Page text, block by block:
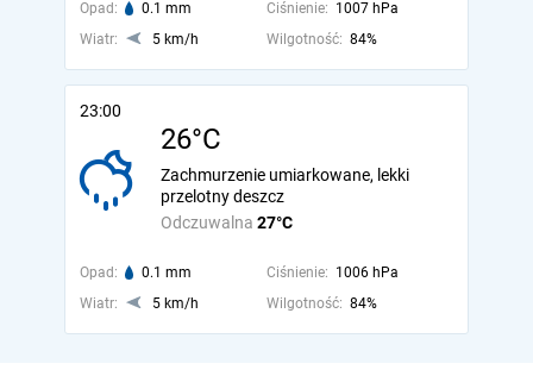
Opad: 0.1 mm Ciśnienie: 1007 hPa
Wiatr:
5 km/h Wilgotność: 84%
23:00
26°C
Odczuwalna 27°C
Zachmurzenie umiarkowane, lekki
przelotny deszcz
Opad: 0.1 mm Ciśnienie: 1006 hPa
Wiatr:
5 km/h Wilgotność: 84%